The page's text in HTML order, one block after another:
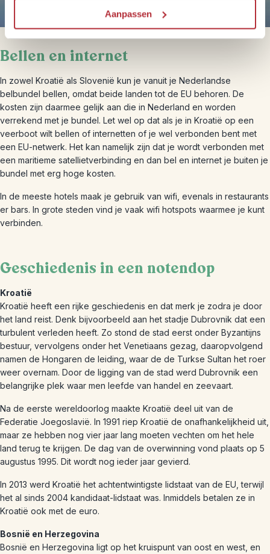
Aanpassen
Bellen en internet
In zowel Kroatië als Slovenië kun je vanuit je Nederlandse
belbundel bellen, omdat beide landen tot de EU behoren. De
kosten zijn daarmee gelijk aan die in Nederland en worden
verrekend met je bundel. Let wel op dat als je in Kroatië op een
veerboot wilt bellen of internetten of je wel verbonden bent met
een EU-netwerk. Het kan namelijk zijn dat je wordt verbonden met
een maritieme satellietverbinding en dan bel en internet je buiten je
bundel met erg hoge kosten.
In de meeste hotels maak je gebruik van wifi, evenals in restaurants
er bars. In grote steden vind je vaak wifi hotspots waarmee je kunt
verbinden.
Geschiedenis in een notendop
Kroatië
Kroatië heeft een rijke geschiedenis en dat merk je zodra je door
het land reist. Denk bijvoorbeeld aan het stadje Dubrovnik dat een
turbulent verleden heeft. Zo stond de stad eerst onder Byzantijns
bestuur, vervolgens onder het Venetiaans gezag, daaropvolgend
namen de Hongaren de leiding, waar de de Turkse Sultan het roer
weer overnam. Door de ligging van de stad werd Dubrovnik een
belangrijke plek waar men leefde van handel en zeevaart.
Na de eerste wereldoorlog maakte Kroatië deel uit van de
Federatie Joegoslavië. In 1991 riep Kroatië de onafhankelijkheid uit,
maar ze hebben nog vier jaar lang moeten vechten om het hele
land terug te krijgen. De dag van de overwinning vond plaats op 5
augustus 1995. Dit wordt nog ieder jaar gevierd.
In 2013 werd Kroatië het achtentwintigste lidstaat van de EU, terwijl
het al sinds 2004 kandidaat-lidstaat was. Inmiddels betalen ze in
Kroatië ook met de euro.
Bosnië en Herzegovina
Bosnië en Herzegovina ligt op het kruispunt van oost en west, en